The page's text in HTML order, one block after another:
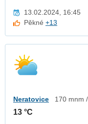
13.02.2024, 16:45
Pěkné+13
Neratovice 170 mnm
13 °C